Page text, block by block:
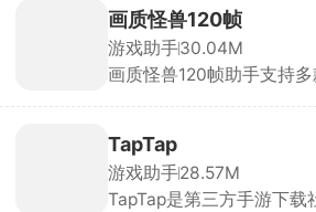
新手照着模板改一改，十
出一张可玩的关卡。做完
到社区，全网玩家都能玩
还能刷别人做的小游戏玩
画质怪兽120帧
游戏助手30.04M
画质怪兽120帧助手支持多
意调整，找到最适合自己
提高极致的游戏体验，享
感。除此以外，软件内还
具、bmi计算机、电子沐
TapTap
游戏助手28.57M
TapTap是第三方手游下载